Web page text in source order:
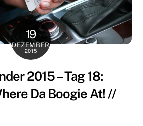
19
DEZEMBER
2015
2015 – Tag 18:
Da Boogie At! //